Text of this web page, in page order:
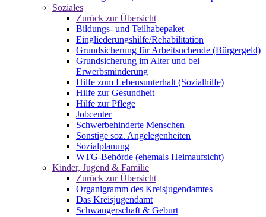
Soziales
Zurück zur Übersicht
Bildungs- und Teilhabepaket
Eingliederungshilfe/Rehabilitation
Grundsicherung für Arbeitsuchende (Bürgergeld)
Grundsicherung im Alter und bei
Erwerbsminderung
Hilfe zum Lebensunterhalt (Sozialhilfe)
Hilfe zur Gesundheit
Hilfe zur Pflege
Jobcenter
Schwerbehinderte Menschen
Sonstige soz. Angelegenheiten
Sozialplanung
WTG-Behörde (ehemals Heimaufsicht)
Kinder, Jugend & Familie
Zurück zur Übersicht
Organigramm des Kreisjugendamtes
Das Kreisjugendamt
Schwangerschaft & Geburt